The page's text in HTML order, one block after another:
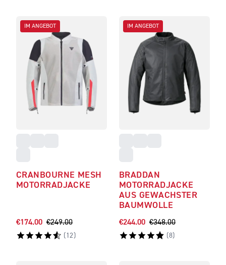
IM ANGEBOT
CRANBOURNE MESH
MOTORRADJACKE
€174.00 €249.00
( 12)
IM ANGEBOT
BRADDAN
MOTORRADJACKE
AUS GEWACHSTER
BAUMWOLLE
€244.00 €348.00
(8)